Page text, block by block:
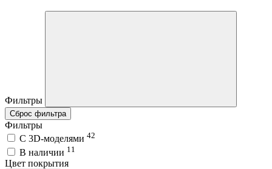
Фильтры
Сброс фильтра
Фильтры
C 3D-моделями 42
В наличии 11
Цвет покрытия